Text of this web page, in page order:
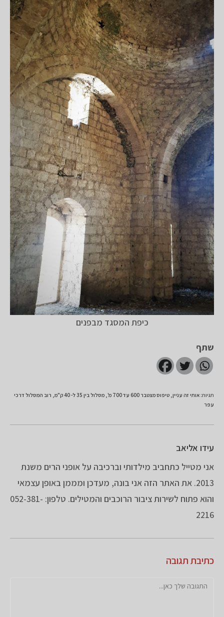
כיפת המסגד מבפנים
שתף
תגיות: אותי זה עניין, טיפוס מצטבר 600 עד 700 מ' , מסלול בין 35 ל- 40 ק"מ , רוב המסלול דרכי
עפר
עידו אליאב
אני מטייל כתחביב מילדותי וברכיבה על אופני הרים משנת
2013. את האתר הזה אני בונה, מעדכן ומממן באופן עצמאי
והוא פתוח לשירות ציבור הרוכבים והמטילים. טלפון: 052-381-
2216
כתיבת תגובה
להגיב